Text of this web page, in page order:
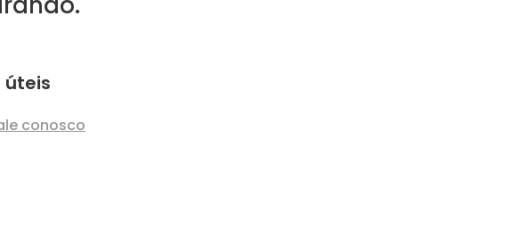
úteis
conosco